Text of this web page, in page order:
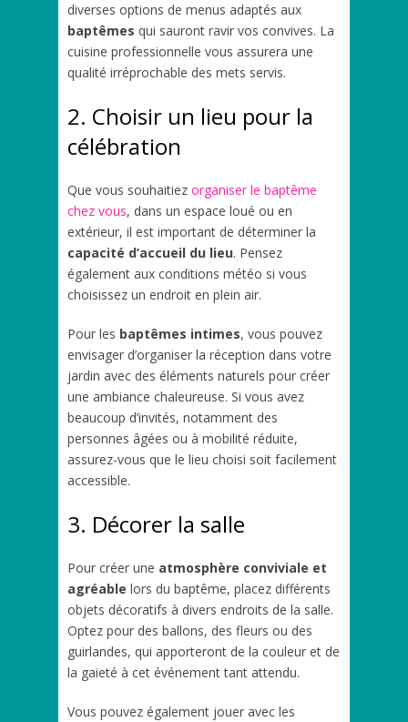
diverses options de menus adaptés aux
baptêmes qui sauront ravir vos convives. La
cuisine professionnelle vous assurera une
qualité irréprochable des mets servis.
2. Choisir un lieu pour la
célébration
Que vous souhaitiez organiser le baptême
chez vous, dans un espace loué ou en
extérieur, il est important de déterminer la
capacité d’accueil du lieu. Pensez
également aux conditions météo si vous
choisissez un endroit en plein air.
Pour les baptêmes intimes, vous pouvez
envisager d’organiser la réception dans votre
jardin avec des éléments naturels pour créer
une ambiance chaleureuse. Si vous avez
beaucoup d’invités, notamment des
personnes âgées ou à mobilité réduite,
assurez-vous que le lieu choisi soit facilement
accessible.
3. Décorer la salle
Pour créer une atmosphère conviviale et
agréable lors du baptême, placez différents
objets décoratifs à divers endroits de la salle.
Optez pour des ballons, des fleurs ou des
guirlandes, qui apporteront de la couleur et de
la gaieté à cet événement tant attendu.
Vous pouvez également jouer avec les